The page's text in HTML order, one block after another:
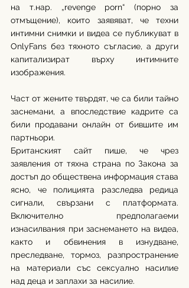
на т.нар. „revenge porn“ (порно за
отмъщение), които заявяват, че техни
интимни снимки и видеа се публикуват в
OnlyFans без тяхното съгласие, а други
капитализират върху интимните
изображения.
Част от жените твърдят, че са били тайно
заснемани, а впоследствие кадрите са
били продавани онлайн от бившите им
партньори.
Британският сайт пише, че чрез
заявления от тяхна страна по Закона за
достъп до обществена информация става
ясно, че полицията разследва редица
сигнали, свързани с платформата.
Включително предполагаеми
изнасилвания при заснемането на видеа,
както и обвинения в изнудване,
преследване, тормоз, разпространение
на материали със сексуално насилие
над деца и заплахи за насилие.